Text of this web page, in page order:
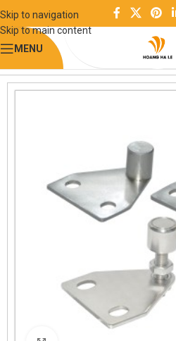
Skip to navigation
Skip to main content
MENU
Trang chủ
Thanh định hình và phụ